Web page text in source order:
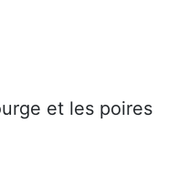
et les poires